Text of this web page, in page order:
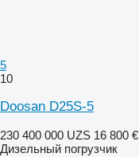
5
10
Doosan D25S-5
230 400 000 UZS 16 800 €
Дизельный погрузчик